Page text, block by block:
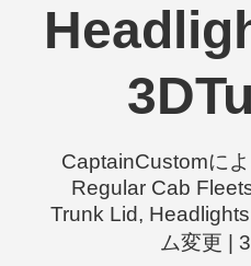
CaptainCustomに
Regular Cab
Trunk Lid,
ム変更 |